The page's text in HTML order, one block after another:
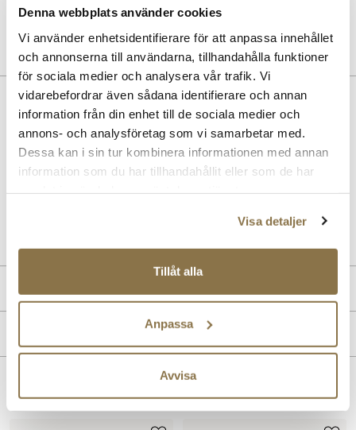
Denna webbplats använder cookies
Vi använder enhetsidentifierare för att anpassa innehållet
och annonserna till användarna, tillhandahålla funktioner
för sociala medier och analysera vår trafik. Vi
vidarebefordrar även sådana identifierare och annan
information från din enhet till de sociala medier och
annons- och analysföretag som vi samarbetar med.
Dessa kan i sin tur kombinera informationen med annan
information som du har tillhandahållit eller som de har
Visa detaljer
Tillåt alla
Anpassa
Avvisa
Leverans 3-7 dagar
Gratis retur i butik
Beskrivning
Fritidsskor i kvalitetsläder kombinerar stil och komfort. Skorna
passar perfekt för fritidsbruk med en modern design och slitstark
önskar både funktion och elegans.
Produktdetaljer
Liknande produkter